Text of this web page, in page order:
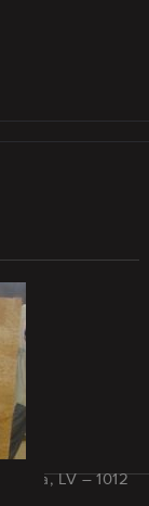
Latvija, LV – 1012